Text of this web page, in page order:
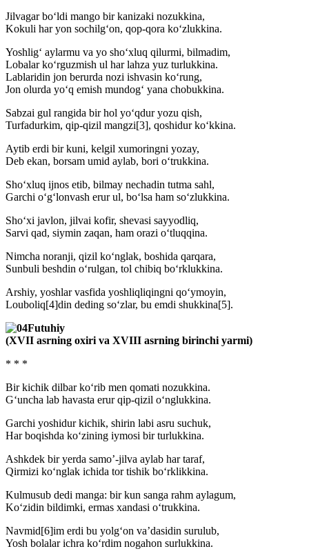
Jilvagar bo‘ldi mango bir kanizaki nozukkina,
Kokuli har yon sochilg‘on, qop-qora ko‘zlukkina.
Yoshlig‘ aylarmu va yo sho‘xluq qilurmi, bilmadim,
Lobalar ko‘rguzmish ul har lahza yuz turlukkina.
Lablaridin jon berurda nozi ishvasin ko‘rung,
Jon olurda yo‘q emish mundog‘ yana chobukkina.
Sabzai gul rangida bir hol yo‘qdur yozu qish,
Turfadurkim, qip-qizil mangzi[3], qoshidur ko‘kkina.
Aytib erdi bir kuni, kelgil xumoringni yozay,
Deb ekan, borsam umid aylab, bori o‘trukkina.
Sho‘xluq ijnos etib, bilmay nechadin tutma sahl,
Garchi o‘g‘lonvash erur ul, bo‘lsa ham so‘zlukkina.
Sho‘xi javlon, jilvai kofir, shevasi sayyodliq,
Sarvi qad, siymin zaqan, ham orazi o‘tluqqina.
Nimcha noranji, qizil ko‘nglak, boshida qarqara,
Sunbuli beshdin o‘rulgan, tol chibiq bo‘rklukkina.
Arshiy, yoshlar vasfida yoshliqliqingni qo‘ymoyin,
Louboliq[4]din deding so‘zlar, bu emdi shukkina[5].
Futuhiy
(XVII asrning oxiri va XVIII asrning birinchi yarmi)
* * *
Bir kichik dilbar ko‘rib men qomati nozukkina.
G‘uncha lab havasta erur qip-qizil o‘nglukkina.
Garchi yoshidur kichik, shirin labi asru suchuk,
Har boqishda ko‘zining iymosi bir turlukkina.
Ashkdek bir yerda samo’-jilva aylab har taraf,
Qirmizi ko‘nglak ichida tor tishik bo‘rklikkina.
Kulmusub dedi manga: bir kun sanga rahm aylagum,
Ko‘zidin bildimki, ermas xandasi o‘trukkina.
Navmid[6]im erdi bu yolg‘on va’dasidin surulub,
Yosh bolalar ichra ko‘rdim nogahon surlukkina.